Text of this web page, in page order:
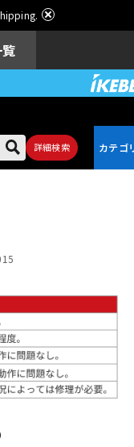
詳細検索
配信/ライブ
機器